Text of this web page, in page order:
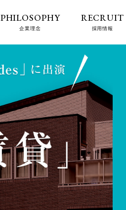
PHILOSOPHY
企業理念
RECRUIT
採用情報